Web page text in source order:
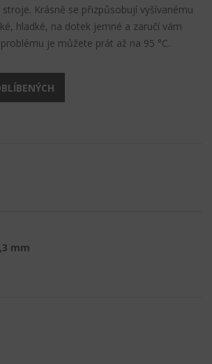
Krásně se přizpůsobují vyšívanému
hladké, na dotek jemné a zaručí vám
je můžete prát až na 95 °C.
mm